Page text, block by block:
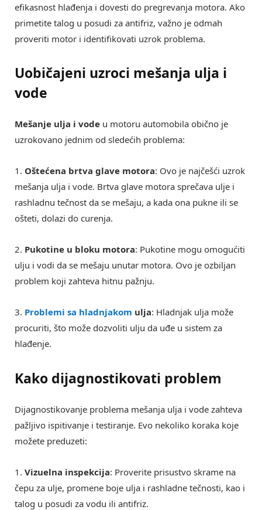
efikasnost hlađenja i dovesti do pregrevanja motora. Ako
primetite talog u posudi za antifriz, važno je odmah
proveriti motor i identifikovati uzrok problema.
Uobičajeni uzroci mešanja ulja i
vode
Mešanje ulja i vode u motoru automobila obično je
uzrokovano jednim od sledećih problema:
1. Oštećena brtva glave motora: Ovo je najčešći uzrok
mešanja ulja i vode. Brtva glave motora sprečava ulje i
rashladnu tečnost da se mešaju, a kada ona pukne ili se
ošteti, dolazi do curenja.
2. Pukotine u bloku motora: Pukotine mogu omogućiti
ulju i vodi da se mešaju unutar motora. Ovo je ozbiljan
problem koji zahteva hitnu pažnju.
3. Problemi sa hladnjakom ulja: Hladnjak ulja može
procuriti, što može dozvoliti ulju da uđe u sistem za
hlađenje.
Kako dijagnostikovati problem
Dijagnostikovanje problema mešanja ulja i vode zahteva
pažljivo ispitivanje i testiranje. Evo nekoliko koraka koje
možete preduzeti:
1. Vizuelna inspekcija: Proverite prisustvo skrame na
čepu za ulje, promene boje ulja i rashladne tečnosti, kao i
talog u posudi za vodu ili antifriz.